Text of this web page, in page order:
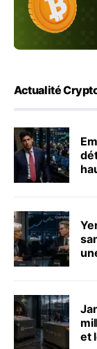
Actualité
et